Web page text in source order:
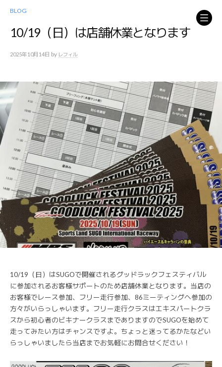
キ
ッ
プ
BLOG
10/19（日）は店舗休業となります
2025年10月14日 by レフィル
10/19（日）はSUGOで開催されるグッドラックフェスティバル
に参加されるお客様サポートのため店舗休業となります。当店の
お客様でレース参加、フリー走行参加、86ミーティングへ参加の
方々がいらっしゃいます。フリー走行クラスはエキスパートクラ
スから初心者のビキナークラスまでありますのでSUGOを始めて
走ってみたい方はチャンスですよ。ちょっと迷ってるかたなどい
らっしゃいましたら当店までお気軽にお問合せください！